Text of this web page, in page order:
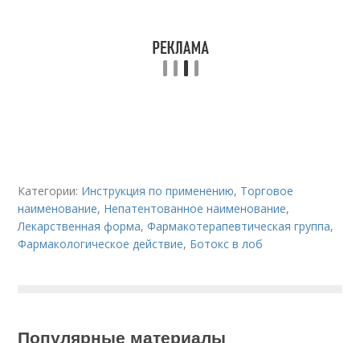
Категории: Инструкция по применению, Торговое
наименование, Непатентованное наименование,
Лекарственная форма,Фармакотерапевтическая группа,
Фармакологическое действие, Ботокс в лоб
Популярные материалы